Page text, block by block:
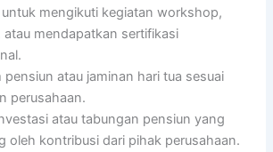
untuk mengikuti kegiatan workshop,
atau mendapatkan sertifikasi
pensiun atau jaminan hari tua sesuai
perusahaan.
atau tabungan pensiun yang
oleh kontribusi dari pihak perusahaan.